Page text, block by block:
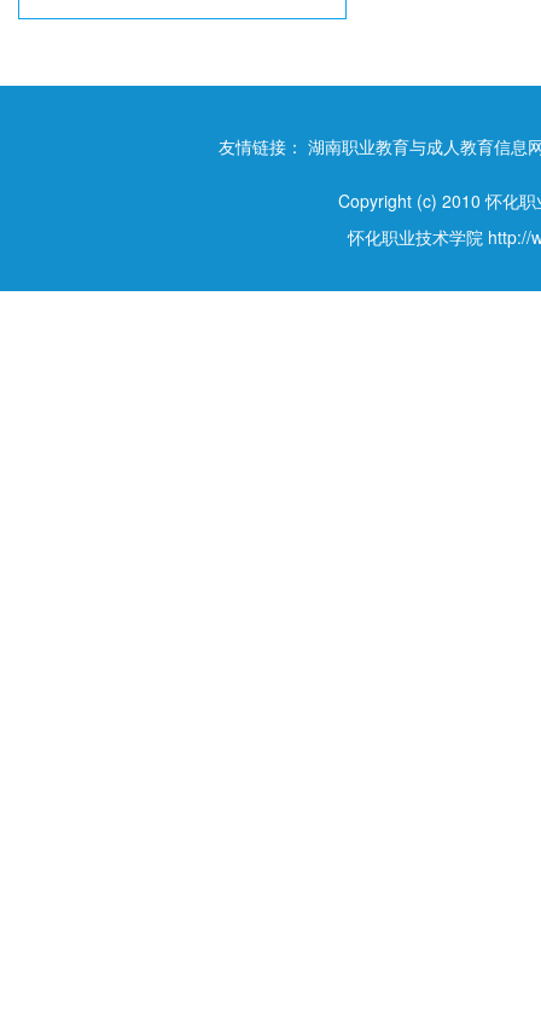
友情链接： 湖南职业教育与成人教育信息
Copyright (c) 2010 怀化
怀化职业技术学院 http://